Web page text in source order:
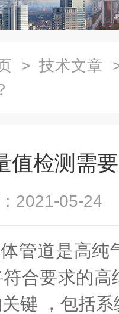
> 技术文章
值检测需
：2021-05-
管道是高纯
合要求的
键 ，包括